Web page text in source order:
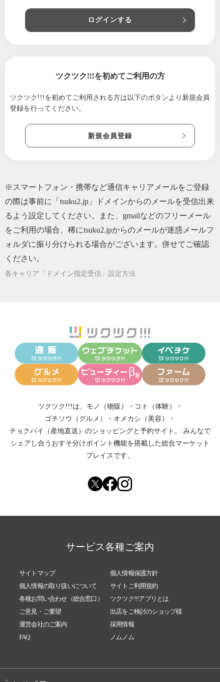
2021/07/14
今夜必見！！！ためしてガッテン！！！『NH
う！！！
2020/11/02プロのアナウンサーに学ぶ画面映えメイク口
座〜♪
2020/09/16「○○○ダケ」をご存知ですか？
「メルマガ登録プレゼントキャンペーン」当
2019/07/17 メルマガ登録プレゼント当選者発表！！
ログインする
ツクツク!!!を初めてご利用の方
ツクツク!!!を初めてご利用される方は 以下のボタンより新規会員
登録を行ってください。
新規会員登録
※スマートフォン・携帯など通信キャリアメールをご登録
の際は事前に「tsuku2.jp」ドメインからのメールを受信出来
るよう設定してください。また、gmailなどのフリーメール
をご利用の場合、稀にtsuku2.jpからのメールが迷惑メールフ
ォルダに振り分けられる場合がございます。併せてご確認
ください。
各キャリア「ドメイン指定受信」設定方法
ツクツク!!!は、 モノ（物販） ・ コト（体験）
・
ゴチソウ（グルメ）
・ オメカシ（美容）
・
チョクバイ（産地直送） のショッピングと予約サイト。
みんなで
シェアし合う おすそ分けポイント機能を搭載した総合マーケット
プレイスです。
サービス各種ご案内
サイトマップ
個人情報保護方針
個人情報の取り扱いについて
サイトご利用規約
各種お問い合わせ（総合窓口）
ツクツク!!!アプリとは
ご意見・ご要望
出店をご検討のショップ様
運営会社のご案内
採用情報
FAQ
ノムノム
-